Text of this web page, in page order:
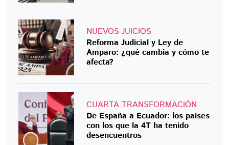
NUEVOS JUICIOS
Reforma Judicial y Ley de
Amparo: ¿qué cambia y cómo te
afecta?
CUARTA TRANSFORMACIÓN
De España a Ecuador: los países
con los que la 4T ha tenido
desencuentros